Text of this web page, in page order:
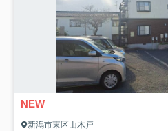
NEW
新潟市東区山木戸